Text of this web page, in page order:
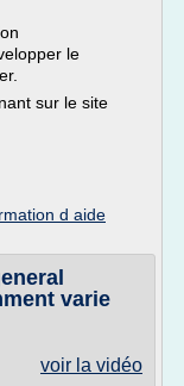
le
sur le site
d aide
varie
voir la vidéo